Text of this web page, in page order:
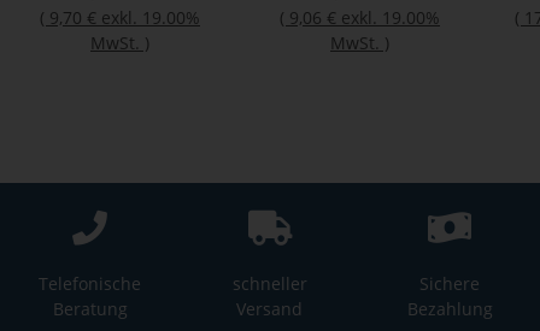
( 9,70 € exkl. 19.00%
MwSt. )
( 9,06 € exkl. 19.00%
MwSt. )
(
Telefonische
Beratung
schneller
Versand
Sichere
Bezahlung